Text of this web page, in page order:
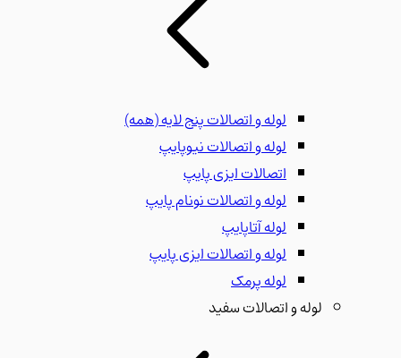
لوله و اتصالات پنج لایه(همه)
لوله و اتصالات نیوپایپ
اتصالات ایزی پایپ
لوله و اتصالات نونام پایپ
لوله آتاپایپ
لوله و اتصالات ایزی پایپ
لوله پرمک
لوله و اتصالات سفید